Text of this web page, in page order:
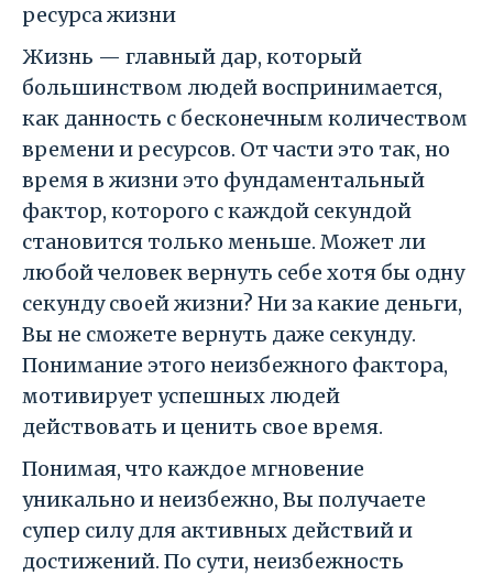
ресурса жизни
Жизнь — главный дар, который
большинством людей воспринимается,
как данность с бесконечным количеством
времени и ресурсов. От части это так, но
время в жизни это фундаментальный
фактор, которого с каждой секундой
становится только меньше. Может ли
любой человек вернуть себе хотя бы одну
секунду своей жизни? Ни за какие деньги,
Вы не сможете вернуть даже секунду.
Понимание этого неизбежного фактора,
мотивирует успешных людей
действовать и ценить свое время.
Понимая, что каждое мгновение
уникально и неизбежно, Вы получаете
супер силу для активных действий и
достижений. По сути, неизбежность